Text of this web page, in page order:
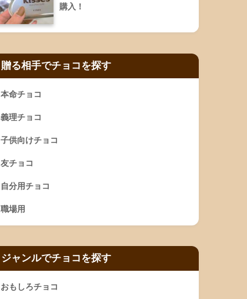
購入！
贈る相手でチョコを探す
本命チョコ
義理チョコ
子供向けチョコ
友チョコ
自分用チョコ
職場用
ジャンルでチョコを探す
おもしろチョコ